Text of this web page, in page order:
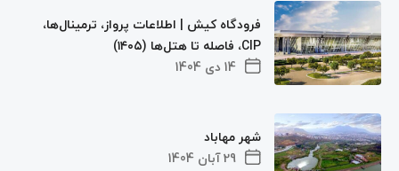
14 دی 1404
فرودگاه کیش | اطلاعات پرواز، ترمینال‌ها،
CIP، فاصله تا هتل‌ها (۱۴۰۵)
29 آبان 1404
شهر مهاباد